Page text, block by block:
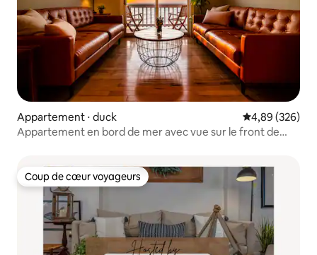
Appartement ⋅ duck Évaluation
4,89 (326)
Appartement en bord de mer avec vue sur le front de
Coup de cœur voyageurs
Coup de cœur voyageurs